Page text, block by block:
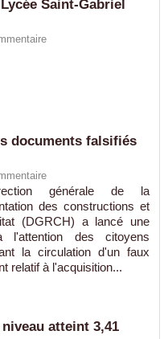
Saint-Gabriel
documents falsifiés
générale de la
des constructions et
(DGRCH) a lancé une
l'attention des citoyens
la circulation d'un faux
relatif à l'acquisition...
atteint 3,41